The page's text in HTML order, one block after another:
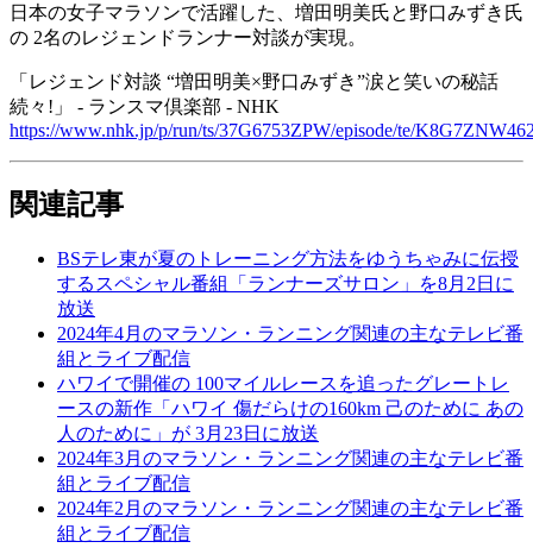
日本の女子マラソンで活躍した、増田明美氏と野口みずき氏
の 2名のレジェンドランナー対談が実現。
「レジェンド対談 “増田明美×野口みずき”涙と笑いの秘話
続々!」 - ランスマ倶楽部 - NHK
https://www.nhk.jp/p/run/ts/37G6753ZPW/episode/te/
関連記事
BSテレ東が夏のトレーニング方法をゆうちゃみに伝授
するスペシャル番組「ランナーズサロン」を8月2日に
放送
2024年4月のマラソン・ランニング関連の主なテレビ番
組とライブ配信
ハワイで開催の 100マイルレースを追ったグレートレ
ースの新作「ハワイ 傷だらけの160km 己のために あの
人のために」が 3月23日に放送
2024年3月のマラソン・ランニング関連の主なテレビ番
組とライブ配信
2024年2月のマラソン・ランニング関連の主なテレビ番
組とライブ配信